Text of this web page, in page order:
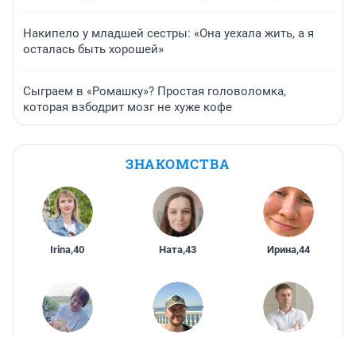
Накипело у младшей сестры: «Она уехала жить, а я
осталась быть хорошей»
Сыграем в «Ромашку»? Простая головоломка,
которая взбодрит мозг не хуже кофе
ЗНАКОМСТВА
Irina,40 Ната,43 Ирина,44